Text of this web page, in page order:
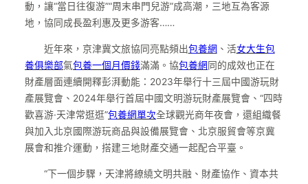
動，讓“當日往復游”“周末串門兒游”成高潮，三地互為客源
地，協同成長盈利惠及更多游客……
近年來，京津冀文旅協同亮點頻出包養網 、活女大生包
養俱樂部氣包養一個月價錢滿滿。協包養網 同的成效也正在
財產層面連續開釋彭湃動能：2023年舉行十三屆中國游玩財
產展覽會、2024年舉行首屆中國文明游玩財產展覽會、“四時
歡喜游·天津常逛逛”包養網單次全球觀光商年夜會，還組織餐
與加入北京國際游玩商品與設備展覽會、北京服貿會等京冀
展會和推介運動，搭建三地財產交通一起配合平臺。
“下一個步驟，天津將繚繞文明共融、財產協作、資本共